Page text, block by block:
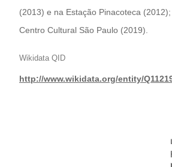
(2013) e na Estação Pinacoteca
Centro Cultural São Paulo (2019).
Wikidata QID
http://www.wikidata.org/entity/